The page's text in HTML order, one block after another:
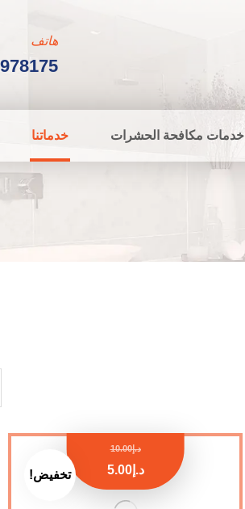
هاتف
خدمات مكافحة الحشرات خدماتنا
تخفيض!
د.إ10.00
د.إ5.00